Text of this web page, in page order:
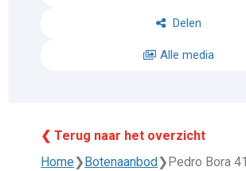
Delen
Alle media
❮ Terug naar het overzicht
Home❯ Botenaanbod ❯ Pedro Bora 41